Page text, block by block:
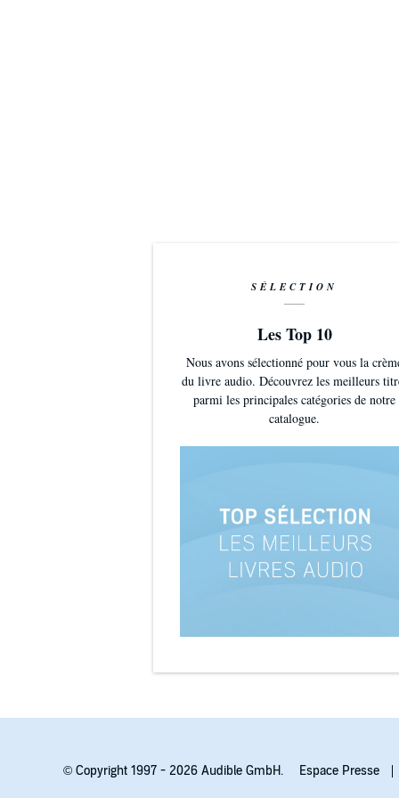
SÉLECTION
Les Top 10
Nous avons sélectionné pour vous la
du livre audio. Découvrez les meilleurs
parmi les principales catégories de notre
catalogue.
© Copyright 1997 - 2026 Audible GmbH. Espace Presse